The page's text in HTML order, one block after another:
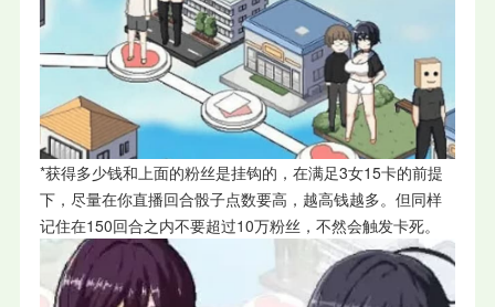
*获得多少钱和上面的粉丝是挂钩的，在满足3女15卡的前提
下，尽量在你直播回合骰子点数要高，越高钱越多。但同样
记住在150回合之内不要超过10万粉丝，不然会触发卡死。